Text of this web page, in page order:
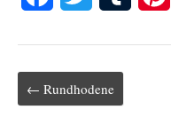
e
t
Post navigation
← Rundhodene